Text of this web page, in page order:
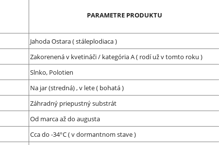
PARAMETRE PRODUKTU
Jahoda Ostara ( stáleplodiaca )
Zakorenená v kvetináči / kategória A ( rodí už v tomto roku )
Slnko, Polotien
Na jar (stredná) , v lete ( bohatá )
Záhradný priepustný substrát
Od marca až do augusta
Cca do -34°C ( v dormantnom stave )